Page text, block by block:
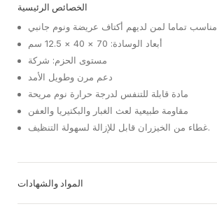
الخصائص الرئيسية
مناسب تماما لمن لديهم أكتاف عريضة ونوم جانبي
أبعاد الوسادة: 70 × 40 × 12.5 سم
مستوى الحزم: شركة
دعم مرن وطويل الأمد
مادة قابلة للتنفس لدرجة حرارة نوم مريحة
مقاومة طبيعية لعث الغبار والبكتيريا والعفن
غطاء من الخيزران قابل للإزالة لسهولة التنظيف.
المواد والشهادات